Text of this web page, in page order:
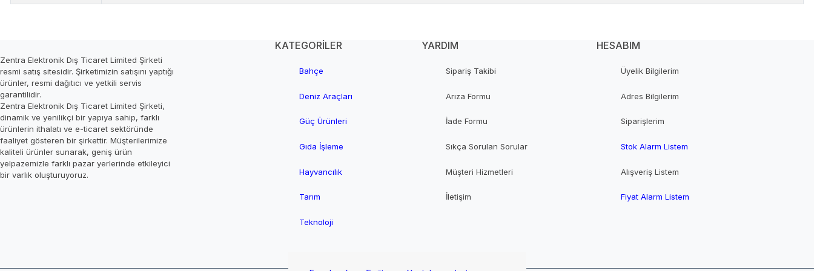
Zentra Elektronik Dış Ticaret Limited Şirketi
resmi satış sitesidir. Şirketimizin satışını yaptığı
ürünler, resmi dağıtıcı ve yetkili servis
garantilidir.
Zentra Elektronik Dış Ticaret Limited Şirketi,
dinamik ve yenilikçi bir yapıya sahip, farklı
ürünlerin ithalatı ve e-ticaret sektöründe
faaliyet gösteren bir şirkettir. Müşterilerimize
kaliteli ürünler sunarak, geniş ürün
yelpazemizle farklı pazar yerlerinde etkileyici
bir varlık oluşturuyoruz.
KATEGORİLER
Bahçe
Deniz Araçları
Güç Ürünleri
Gıda İşleme
Hayvancılık
Tarım
Teknoloji
YARDIM
Sipariş Takibi
Arıza Formu
İade Formu
Sıkça Sorulan Sorular
Müşteri Hizmetleri
İletişim
HESABIM
Üyelik Bilgilerim
Adres Bilgilerim
Siparişlerim
Stok Alarm Listem
Alışveriş Listem
Fiyat Alarm Listem